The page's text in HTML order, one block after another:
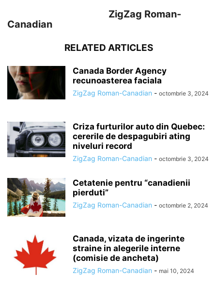
ZigZag Roman-
Canadian
RELATED ARTICLES
Canada Border Agency
recunoasterea faciala
ZigZag Roman-Canadian - octombrie 3, 2024
Criza furturilor auto din Quebec:
cererile de despagubiri ating
niveluri record
ZigZag Roman-Canadian - octombrie 3, 2024
Cetatenie pentru “canadienii
pierduti”
ZigZag Roman-Canadian - octombrie 2, 2024
Canada, vizata de ingerinte
straine in alegerile interne
(comisie de ancheta)
ZigZag Roman-Canadian - mai 10, 2024